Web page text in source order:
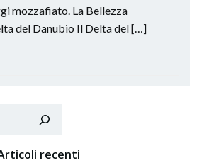
mozzafiato. La Bellezza
del Danubio Il Delta del […]
recenti